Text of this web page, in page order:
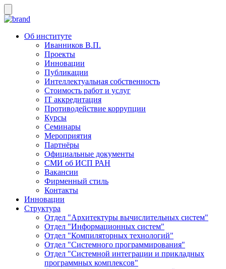
Об институте
Иванников В.П.
Проекты
Инновации
Публикации
Интеллектуальная собственность
Стоимость работ и услуг
IT аккредитация
Противодействие коррупции
Курсы
Семинары
Мероприятия
Партнёры
Официальные документы
СМИ об ИСП РАН
Вакансии
Фирменный стиль
Контакты
Инновации
Структура
Отдел "Архитектуры вычислительных систем"
Отдел "Информационных систем"
Отдел "Компиляторных технологий"
Отдел "Системного программирования"
Отдел "Системной интеграции и прикладных
программных комплексов"